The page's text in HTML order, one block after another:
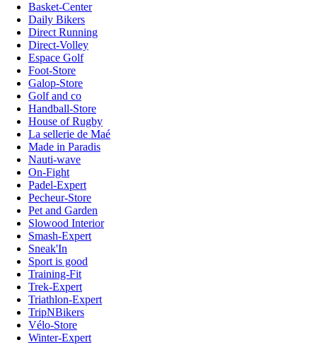
Basket-Center
Daily Bikers
Direct Running
Direct-Volley
Espace Golf
Foot-Store
Galop-Store
Golf and co
Handball-Store
House of Rugby
La sellerie de Maé
Made in Paradis
Nauti-wave
On-Fight
Padel-Expert
Pecheur-Store
Pet and Garden
Slowood Interior
Smash-Expert
Sneak'In
Sport is good
Training-Fit
Trek-Expert
Triathlon-Expert
TripNBikers
Vélo-Store
Winter-Expert